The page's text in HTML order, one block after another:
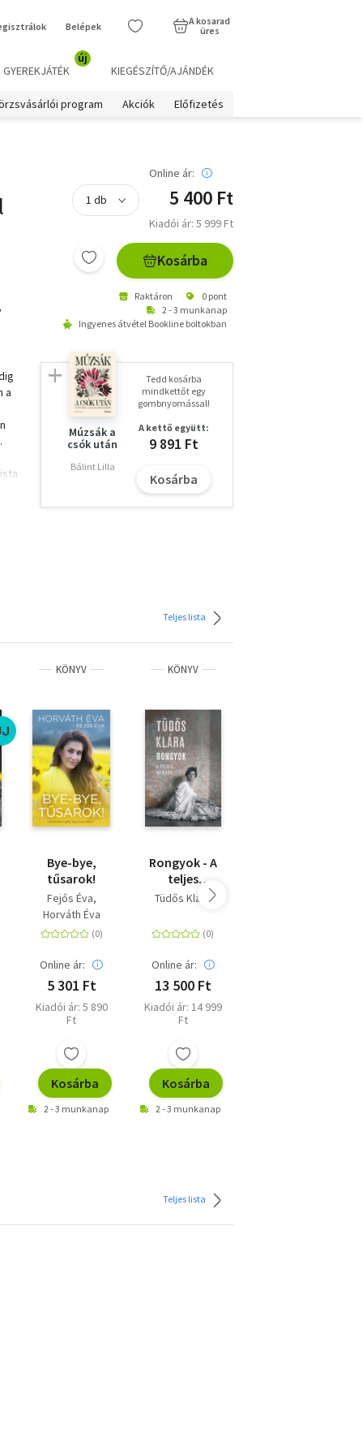
Belépek
A kosarad
üres
GYEREKJÁTÉK
új
KIEGÉSZÍTŐ/AJÁNDÉK
program Akciók Előfizetés
a
Online ár:
5 400 Ft
Kiadói ár: 5 999 Ft
Kosárba
Raktáron
0 pont
2 - 3 munkanap
Ingyenes átvétel Bookline boltokban
Múzsák a
csók után
Bálint Lilla
Tedd kosárba
mindkettőt egy
gombnyomással!
A kettő együtt:
9 891 Ft
Kosárba
Teljes lista
KÖNYV
Bye-bye,
tűsarok!
Fejős Éva
Horváth Éva
Online ár:
5 301 Ft
Kiadói ár: 5 890
Ft
Kosárba
2 - 3 munkanap
KÖNYV
Rongyok - A
teljes
memoár
Tüdős Klára
Online ár:
13 500 Ft
Kiadói ár: 14 999
Ft
Kosárba
2 - 3 munkanap
Teljes lista